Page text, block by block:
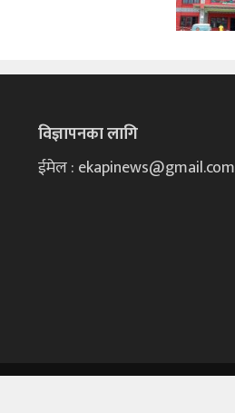
विज्ञापनका लागि
ईमेल : ekapinews@gmail.com